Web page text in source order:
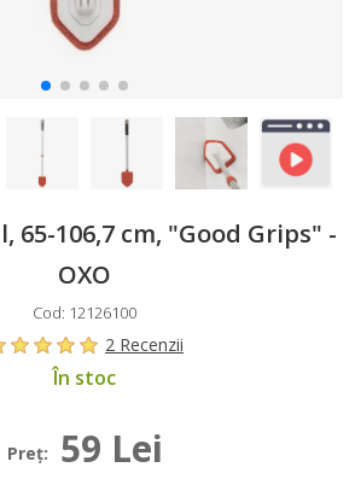
65-106,7 cm, "Good Grips" -
OXO
Cod: 12126100
2 Recenzii
În stoc
Preţ: 59 Lei